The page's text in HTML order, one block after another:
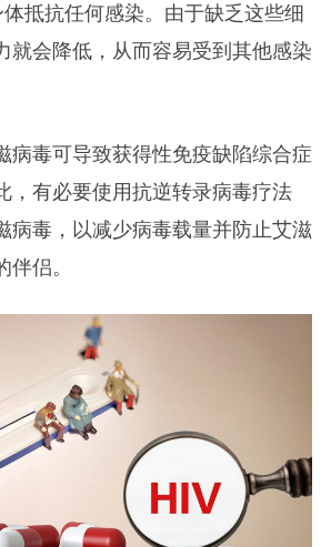
抵抗任何感染。由于缺乏这些细
就会降低，从而容易受到其他感染
病毒可导致获得性免疫缺陷综合症
，有必要使用抗逆转录病毒疗法
病毒，以减少病毒载量并防止艾滋
侣。